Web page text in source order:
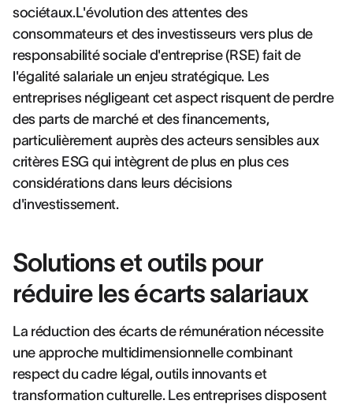
sociétaux.L'évolution des attentes des
consommateurs et des investisseurs vers plus de
responsabilité sociale d'entreprise (RSE) fait de
l'égalité salariale un enjeu stratégique. Les
entreprises négligeant cet aspect risquent de perdre
des parts de marché et des financements,
particulièrement auprès des acteurs sensibles aux
critères ESG qui intègrent de plus en plus ces
considérations dans leurs décisions
d'investissement.
Solutions et outils pour
réduire les écarts salariaux
La réduction des écarts de rémunération nécessite
une approche multidimensionnelle combinant
respect du cadre légal, outils innovants et
transformation culturelle. Les entreprises disposent